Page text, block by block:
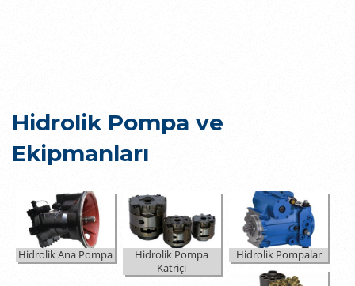
Hidrolik Pompa ve
Ekipmanları
Hidrolik Ana Pompa
Hidrolik Pompa
Katriçi
Hidrolik Pompalar